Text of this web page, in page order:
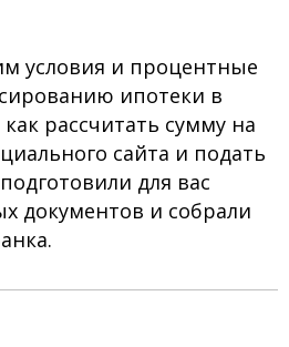
условия и процентные
ипотеки в
рассчитать сумму на
сайта и подать
для вас
документов и собрали